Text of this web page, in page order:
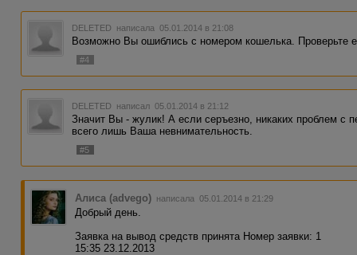
DELETED написала 05.01.2014 в 21:08
Возможно Вы ошиблись с номером кошелька. Проверьте
#4
DELETED написал 05.01.2014 в 21:12
Значит Вы - жулик! А если серъезно, никаких проблем с
всего лишь Ваша невнимательность.
#5
Алиса (advego) написала 05.01.2014 в 21:29
Добрый день.
Заявка на вывод средств принята Номер заявки: 1
15:35 23.12.2013